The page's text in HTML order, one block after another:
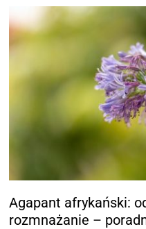
Agapant afrykański:
rozmnażanie –